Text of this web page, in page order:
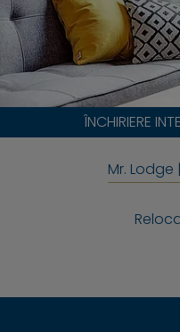
ÎNCHIRIERE
Mr. Lodge